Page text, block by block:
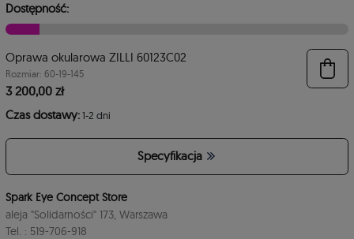
Dostępność:
Oprawa okularowa ZILLI 60123C02
Rozmiar: 60-19-145
3 200,00 zł
Czas dostawy: 1-2 dni
Specyfikacja
Spark Eye Concept Store
aleja "Solidarności" 173, Warszawa
Tel. : 519-706-918